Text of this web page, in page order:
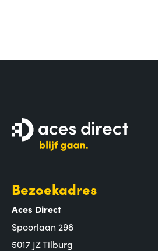
Bezoekadres
Aces Direct
Spoorlaan 298
5017 JZ Tilburg